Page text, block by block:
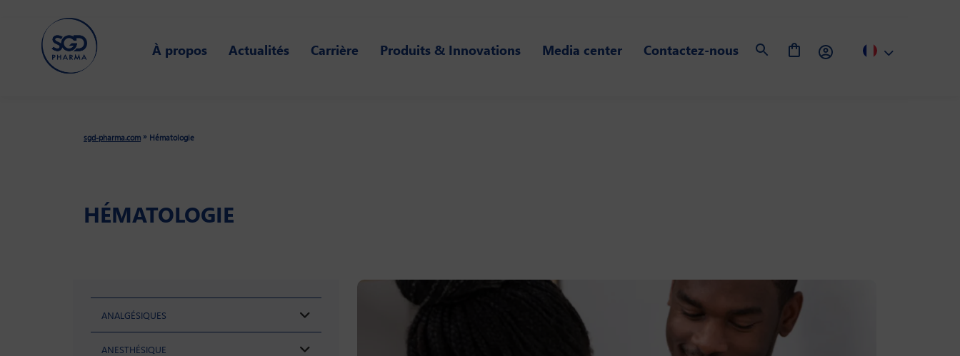
À propos Actualités Carrière Produits & Innovations Media center Contactez-nous
sgd-pharma.com » Hématologie
HÉMATOLOGIE
ANALGÉSIQUES
ANESTHÉSIQUE